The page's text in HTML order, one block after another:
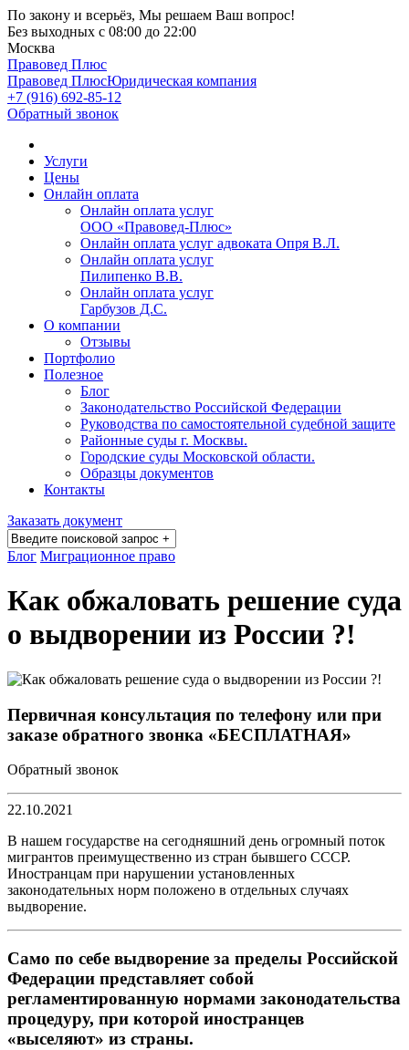
По закону и всерьёз, Мы решаем Ваш вопрос!
Без выходных с 08:00 до 22:00
Москва
Правовед Плюс
Правовед ПлюсЮридическая компания
+7 (916) 692-85-12
Обратный звонок
Услуги
Цены
Онлайн оплата
Онлайн оплата услуг
ООО «Правовед-Плюс»
Онлайн оплата услуг адвоката Опря В.Л.
Онлайн оплата услуг
Пилипенко В.В.
Онлайн оплата услуг
Гарбузов Д.С.
О компании
Отзывы
Портфолио
Полезное
Блог
Законодательство Российской Федерации
Руководства по самостоятельной судебной защите
Районные суды г. Москвы.
Городские суды Московской области.
Образцы документов
Контакты
Заказать документ
Блог Миграционное право
Как обжаловать решение суда
о выдворении из России ?!
Первичная консультация по телефону или при
заказе обратного звонка «БЕСПЛАТНАЯ»
Обратный звонок
22.10.2021
В нашем государстве на сегодняшний день огромный поток
мигрантов преимущественно из стран бывшего СССР.
Иностранцам при нарушении установленных
законодательных норм положено в отдельных случаях
выдворение.
Само по себе выдворение за пределы Российской
Федерации представляет собой
регламентированную нормами законодательства
процедуру, при которой иностранцев
«выселяют» из страны.